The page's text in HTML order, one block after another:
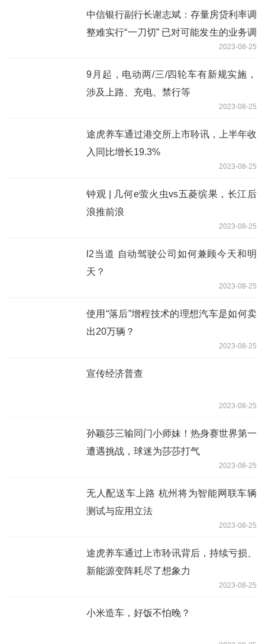
中信银行副行长谢志斌：存量房贷利率调
整难实行“一刀切” 已对可能发生的业务调
2023-08-25
9月起，电动两/三/四轮车有新规实施，
涉及上路、充电、禁行等
2023-08-25
途虎养车通过港交所上市聆讯，上半年收
入同比增长19.3%
2023-08-25
钟观 | 几何e萤火虫vs五菱缤果，长江后
浪推前浪
2023-08-25
l2当道 自动驾驶公司如何兼顾今天和明
天？
2023-08-25
使用“落后”增程技术的理想汽车是如何卖
出20万辆？
2023-08-25
宣传经济普查
2023-08-25
孙颖莎三输同门小师妹！热身赛世界第一
遭遇挑战，球迷为莎莎打气
2023-08-25
无人配送车上路 杭州将为智能网联车辆
测试与应用立法
2023-08-25
途虎养车通过上市聆讯背后，持续亏损、
新能源变阵耗尽了想象力
2023-08-25
小米造车，好饭不怕晚？